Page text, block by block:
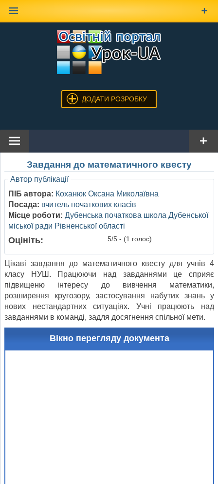
ДОДАТИ РОЗРОБКУ
Завдання до математичного квесту
Автор публікації
ПІБ автора: Коханюк Оксана Миколаївна
Посада: вчитель початкових класів
Місце роботи: Дубенська початкова школа Дубенської
міської ради Рівненської області
Оцініть: 5/5 - (1 голос)
Цікаві завдання до математичного квесту для учнів 4
класу НУШ. Працюючи над завданнями це сприяє
підвищеню інтересу до вивчення математики,
розширення кругозору, застосування набутих знань у
нових нестандартних ситуаціях. Учні працюють над
завданнями в команді, задля досягнення спільної мети.
Вікно перегляду документа